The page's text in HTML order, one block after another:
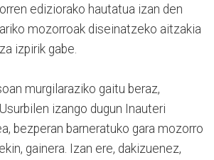
ediziorako hautatua izan den
mozorroak diseinatzeko aitzakia
izpirik gabe.
murgilaraziko gaitu beraz,
izango dugun Inauteri
bezperan barneratuko gara mozorro
gainera. Izan ere, dakizuenez,